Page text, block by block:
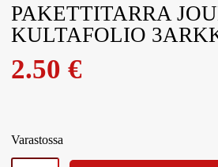
PAKETTITARRA
KULTAFOLIO
2.50€
Varastossa